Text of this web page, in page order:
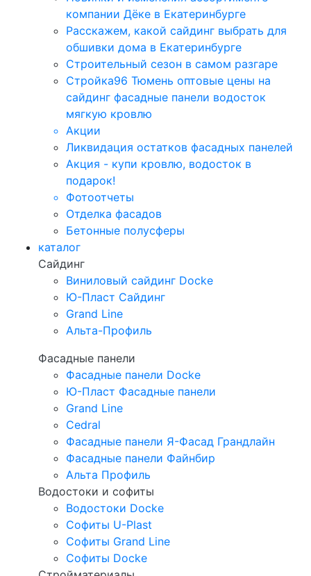
компании Дёке в Екатеринбурге
Расскажем, какой сайдинг выбрать для
обшивки дома в Екатеринбурге
Строительный сезон в самом разгаре
Стройка96 Тюмень оптовые цены на
сайдинг фасадные панели водосток
мягкую кровлю
Акции
Ликвидация остатков фасадных панелей
Акция - купи кровлю, водосток в
подарок!
Фотоотчеты
Отделка фасадов
Бетонные полусферы
каталог
Сайдинг
Виниловый сайдинг Docke
Ю-Пласт Сайдинг
Grand Line
Альта-Профиль
Фасадные панели
Фасадные панели Docke
Ю-Пласт Фасадные панели
Grand Line
Cedral
Фасадные панели Я-Фасад Грандлайн
Фасадные панели Файнбир
Альта Профиль
Водостоки и софиты
Водостоки Docke
Софиты U-Plast
Софиты Grand Line
Софиты Docke